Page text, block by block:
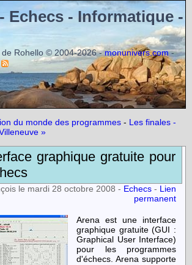
Echecs - Informatique -
de Rohello © 2004-2026 -monunivers.com-
du monde des programmes - Les finales -
»
graphique gratuite pour
le mardi 28 octobre 2008 - Echecs - Lien
permanent
Arena est une interface
graphique gratuite (GUI :
Graphical User Interface)
pour les programmes
d'échecs. Arena supporte